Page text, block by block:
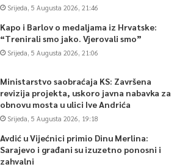
Srijeda, 5 Augusta 2026, 21:46
Kapo i Barlov o medaljama iz Hrvatske:
“Trenirali smo jako. Vjerovali smo”
Srijeda, 5 Augusta 2026, 21:06
Ministarstvo saobraćaja KS: Završena
revizija projekta, uskoro javna nabavka za
obnovu mosta u ulici Ive Andrića
Srijeda, 5 Augusta 2026, 19:18
Avdić u Vijećnici primio Dinu Merlina:
Sarajevo i građani su izuzetno ponosni i
zahvalni